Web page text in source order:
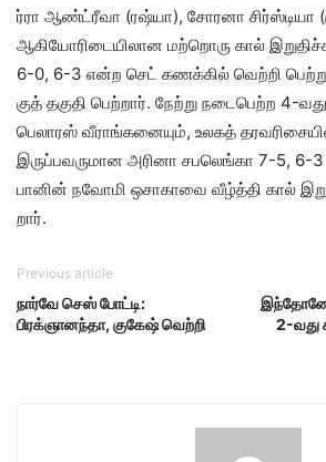
ர்ரா ஆண்ட்​ரீவா (ரஷ்​யா), சோரனா சிர்​ஸ்​டியா
ஆகியோரிடையி​லான மற்​றொரு கால்
6-0, 6-3 என்ற செட் கணக்​கில் வெற்றி பெற்று
குத் தகுதி பெற்​றார். நேற்று நடை​பெற்ற 4-
பெலாரஸ் வீராங்​க​னை​யும், உலகத்
இருப்​பவரு​மான அரினா சபலெங்கா 7-5,
பானின் நவோமி ஒசா​காவை வீழ்த்தி கால்
றார்.
Previous article
நார்வே செஸ் போட்டி:
பிரக்ஞானந்தா, குகேஷ் வெற்றி
2-வது